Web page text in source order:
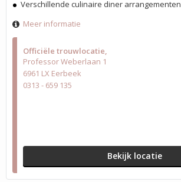
Officiële trouwlocatie
Professor Weberlaan 1
6961 LX Eerbeek
0313 - 659 135
Bekijk locatie
Verschillende culinaire diner arrangementen
Meer informatie